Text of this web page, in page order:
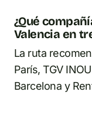
¿Qué
Valencia en
La ruta
París, TGV
Barcelona y